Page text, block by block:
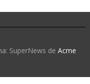
SuperNews de Acme